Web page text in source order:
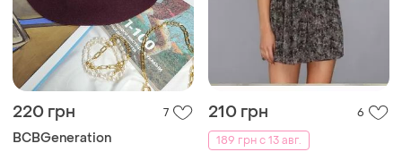
220 грн 7
BCBGeneration
210 грн
6
189 грн с 13 авг.